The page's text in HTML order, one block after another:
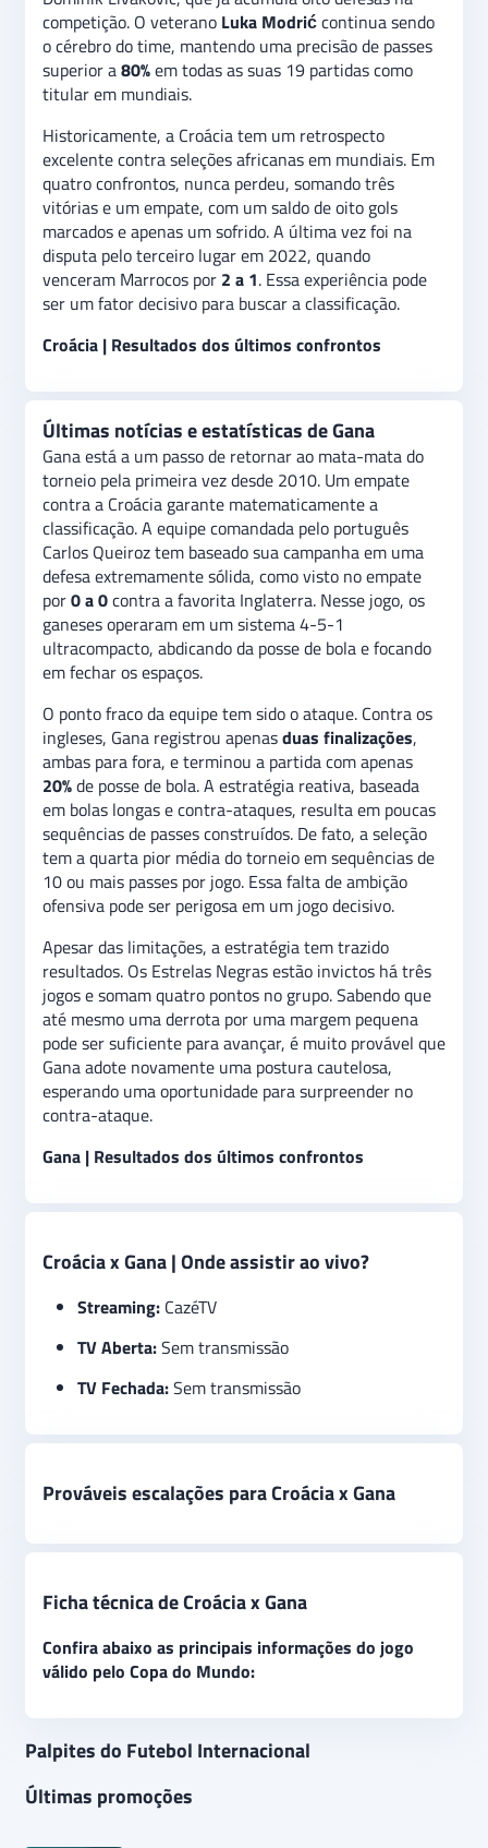
competição. O veterano Luka Modrićcontinua sendo
o cérebro do time, mantendo uma precisão de passes
superior a80%em todas as suas 19 partidas como
titular em mundiais.
Historicamente, a Croácia tem um retrospecto
excelente contra seleções africanas em mundiais. Em
quatro confrontos, nunca perdeu, somando três
vitórias e um empate, com um saldo de oito gols
marcados e apenas um sofrido. A última vez foi na
disputa pelo terceiro lugar em 2022, quando
venceram Marrocos por 2 a 1. Essa experiência pode
ser um fator decisivo para buscar a classificação.
Croácia | Resultados dos últimos confrontos
Últimas notícias e estatísticas de Gana
Gana está a um passo de retornar ao mata-mata do
torneio pela primeira vez desde 2010. Um empate
contra a Croácia garante matematicamente a
classificação. A equipe comandada pelo português
Carlos Queiroz tem baseado sua campanha em uma
defesa extremamente sólida, como visto no empate
por0 a 0contra a favorita Inglaterra. Nesse jogo, os
ganeses operaram em um sistema 4-5-1
ultracompacto, abdicando da posse de bola e focando
em fechar os espaços.
O ponto fraco da equipe tem sido o ataque. Contra os
ingleses, Gana registrou apenasduas finalizações,
ambas para fora, e terminou a partida com apenas
20%de posse de bola. A estratégia reativa, baseada
em bolas longas e contra-ataques, resulta em poucas
sequências de passes construídos. De fato, a seleção
tem a quarta pior média do torneio em sequências de
10 ou mais passes por jogo. Essa falta de ambição
ofensiva pode ser perigosa em um jogo decisivo.
Apesar das limitações, a estratégia tem trazido
resultados. Os Estrelas Negras estão invictos há três
jogos e somam quatro pontos no grupo. Sabendo que
até mesmo uma derrota por uma margem pequena
pode ser suficiente para avançar, é muito provável que
Gana adote novamente uma postura cautelosa,
esperando uma oportunidade para surpreender no
contra-ataque.
Gana | Resultados dos últimos confrontos
Croácia x Gana | Onde assistir ao vivo?
Streaming: CazéTV
TV Aberta:Sem transmissão
TV Fechada:Sem transmissão
Prováveis escalações para Croácia x Gana
Ficha técnica de Croácia x Gana
Confira abaixo as principais informações do jogo
válido pelo Copa do Mundo:
Palpites do Futebol Internacional
Últimas promoções